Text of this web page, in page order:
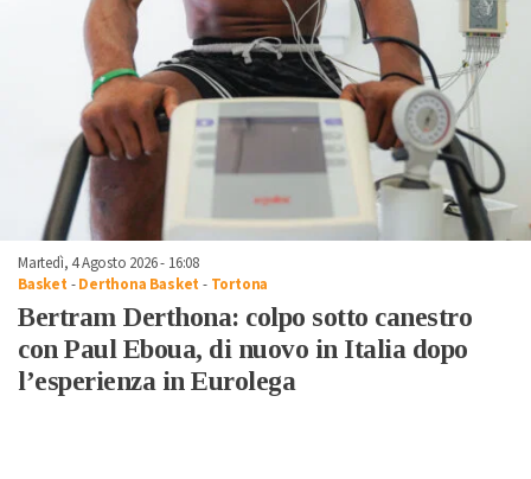
Martedì, 4 Agosto 2026 - 16:08
Basket -Derthona Basket - Tortona
Bertram Derthona: colpo sotto canestro
con Paul Eboua, di nuovo in Italia dopo
l’esperienza in Eurolega